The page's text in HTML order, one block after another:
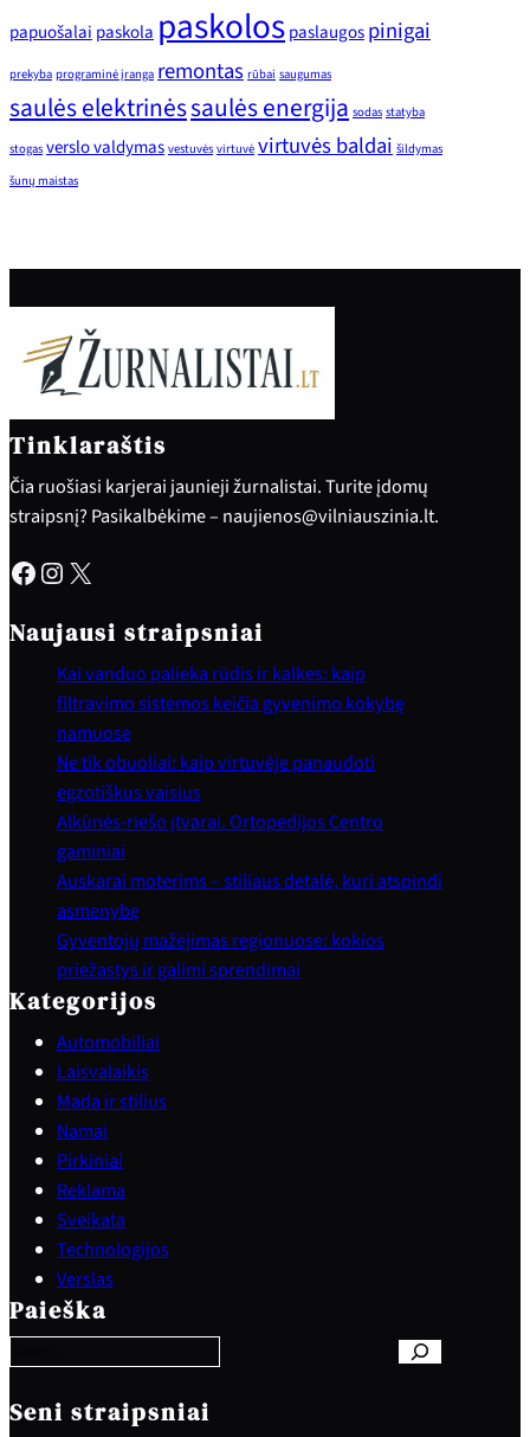
papuošalai paskola paskolospaslaugospinigai
prekyba programinė įranga remontas rūbai saugumas
saulės elektrinėssaulės energija sodas statyba
stogas verslo valdymas vestuvės virtuvė virtuvės baldai šildymas
šunų maistas
Tinklaraštis
Čia ruošiasi karjerai jaunieji žurnalistai. Turite įdomų
straipsnį? Pasikalbėkime – naujienos@vilniauszinia.lt.
Facebook Instagram X
Naujausi straipsniai
Kai vanduo palieka rūdis ir kalkes: kaip
filtravimo sistemos keičia gyvenimo kokybę
namuose
Ne tik obuoliai: kaip virtuvėje panaudoti
egzotiškus vaisius
Alkūnės-riešo įtvarai. Ortopedijos Centro
gaminiai
Auskarai moterims – stiliaus detalė, kuri atspindi
asmenybę
Gyventojų mažėjimas regionuose: kokios
priežastys ir galimi sprendimai
Kategorijos
Automobiliai
Laisvalaikis
Mada ir stilius
Namai
Pirkiniai
Reklama
Sveikata
Technologijos
Verslas
Paieška
e
a
c
h
Seni straipsniai